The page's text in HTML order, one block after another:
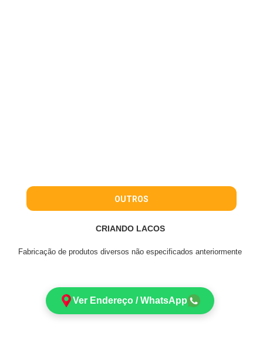
OUTROS
CRIANDO LACOS
Fabricação de produtos diversos não especificados anteriormente
Ver Endereço / WhatsApp